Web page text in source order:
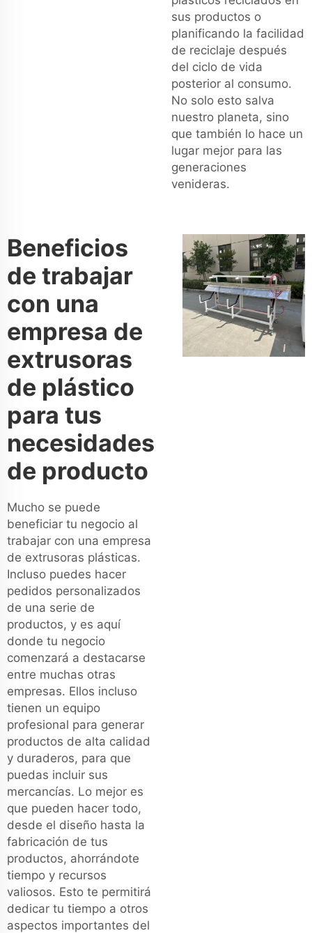
sus productos o
planificando la facilidad
de reciclaje después
del ciclo de vida
posterior al consumo.
No solo esto salva
nuestro planeta, sino
que también lo hace un
lugar mejor para las
generaciones
venideras.
Beneficios
de trabajar
con una
empresa de
extrusoras
de plástico
para tus
necesidades
de producto
Mucho se puede
beneficiar tu negocio al
trabajar con una empresa
de extrusoras plásticas.
Incluso puedes hacer
pedidos personalizados
de una serie de
productos, y es aquí
donde tu negocio
comenzará a destacarse
entre muchas otras
empresas. Ellos incluso
tienen un equipo
profesional para generar
productos de alta calidad
y duraderos, para que
puedas incluir sus
mercancías. Lo mejor es
que pueden hacer todo,
desde el diseño hasta la
fabricación de tus
productos, ahorrándote
tiempo y recursos
valiosos. Esto te permitirá
dedicar tu tiempo a otros
aspectos importantes del